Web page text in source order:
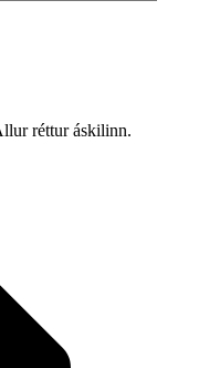
réttur áskilinn.